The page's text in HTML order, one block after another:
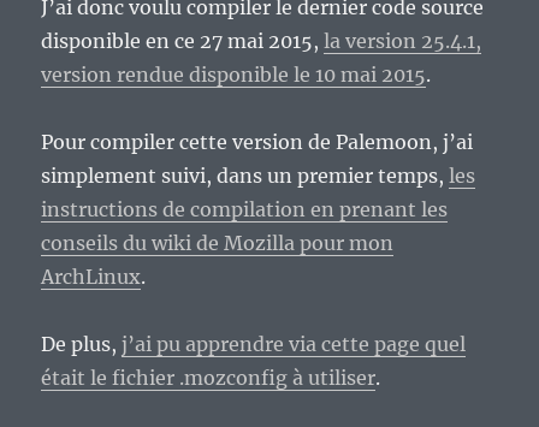
J’ai donc voulu compiler le dernier code source
disponible en ce 27 mai 2015,la version 25.4.1,
version rendue disponible le 10 mai 2015.
Pour compiler cette version de Palemoon, j’ai
simplement suivi, dans un premier temps,les
instructions de compilation en prenant les
conseils du wiki de Mozilla pour mon
ArchLinux.
De plus,j’ai pu apprendre via cette page quel
était le fichier .mozconfig à utiliser.